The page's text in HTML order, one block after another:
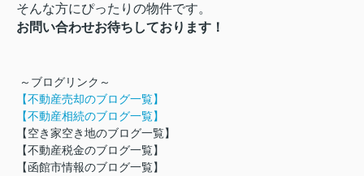
そんな方にぴったりの物件です。
お問い合わせお待ちしております！
～ブログリンク～
【不動産売却のブログ一覧】
【不動産相続のブログ一覧】
【空き家空き地のブログ一覧】
【不動産税金のブログ一覧】
【函館市情報のブログ一覧】